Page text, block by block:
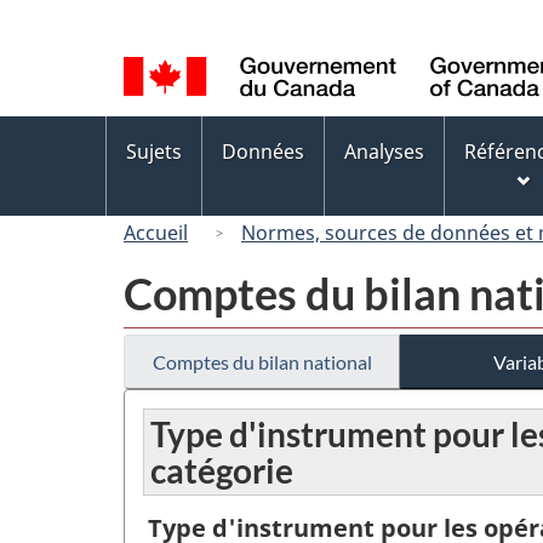
de
la
langue
des
Sujets Données Analyses
Accueil Normes, sources de données et
Comptes du bilan
Comptes du bilan national
Type d'instrument pour
catégorie
Type d'instrument pour les